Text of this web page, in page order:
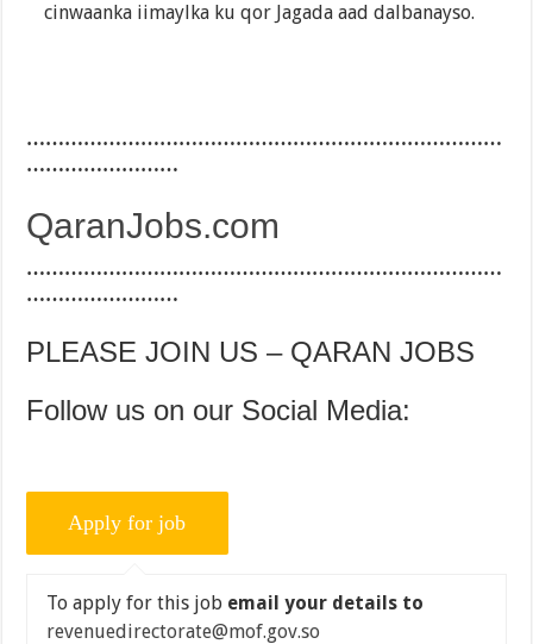
cinwaanka iimaylka ku qor Jagada aad dalbanayso.
…………………………………………………………………
……………………
QaranJobs.com
…………………………………………………………………
……………………
PLEASE JOIN US – QARAN JOBS
Follow us on our Social Media:
To apply for this job email your details to
revenuedirectorate@mof.gov.so